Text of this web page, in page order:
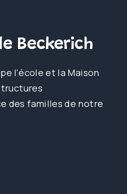
Beckerich
l'école et la Maison
des familles de notre